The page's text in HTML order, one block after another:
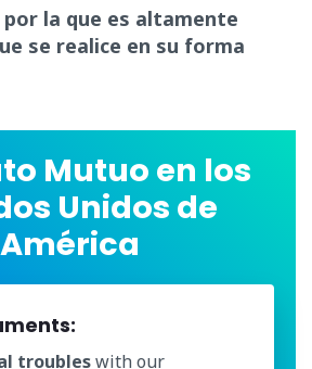
por la que es altamente
se realice en su forma
Mutuo en los
Unidos de
América
troubleswith our